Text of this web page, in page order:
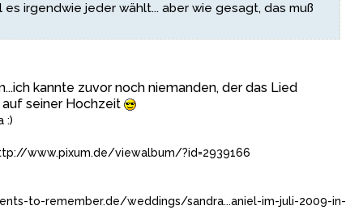
irgendwie jeder wählt... aber wie gesagt, das muß
kannte zuvor noch niemanden, der das Lied
seiner Hochzeit
:)
www.pixum.de/viewalbum/?id=2939166
to-remember.de/weddings/sandra...aniel-im-juli-2009-in-